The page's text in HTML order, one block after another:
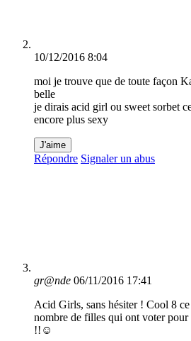
10/12/2016 8:04
moi je trouve que de toute façon
belle
je dirais acid girl ou sweet sorbet
encore plus sexy
J'aime
Répondre Signaler un abus
gr@nde 06/11/2016 17:41
Acid Girls, sans hésiter ! Cool 8
nombre de filles qui ont voter
!!☺